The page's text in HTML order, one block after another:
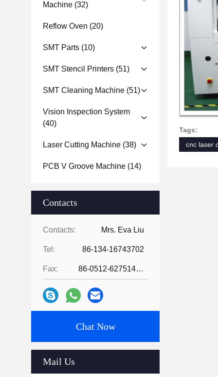
Machine (32)
Reflow Oven (20)
SMT Parts (10)
SMT Stencil Printers (51)
SMT Cleaning Machine (51)
Vision Inspection System
(40)
Laser Cutting Machine (38)
PCB V Groove Machine (14)
Contacts
Contacts: Mrs. Eva Liu
Tel: 86-134-16743702
Fax: 86-0512-62751429
Chat Now
Mail Us
Tags:
cnc laser